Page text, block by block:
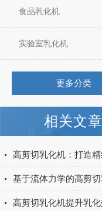
食品乳化机
实验室乳化机
更多分类
相关文章